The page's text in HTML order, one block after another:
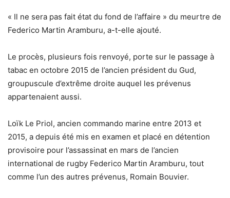
« Il ne sera pas fait état du fond de l’affaire » du meurtre de
Federico Martin Aramburu, a-t-elle ajouté.
Le procès, plusieurs fois renvoyé, porte sur le passage à
tabac en octobre 2015 de l’ancien président du Gud,
groupuscule d’extrême droite auquel les prévenus
appartenaient aussi.
Loïk Le Priol, ancien commando marine entre 2013 et
2015, a depuis été mis en examen et placé en détention
provisoire pour l’assassinat en mars de l’ancien
international de rugby Federico Martin Aramburu, tout
comme l’un des autres prévenus, Romain Bouvier.